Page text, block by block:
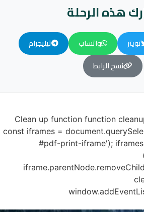
هذه الرحلة
تويتر واتساب
تيليجرام
نسخ الرابط
`; }// Clean up function function
const iframes =
#pdf-print-iframe');